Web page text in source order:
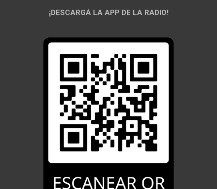
¡DESCARGÁ LA APP DE LA RADIO!